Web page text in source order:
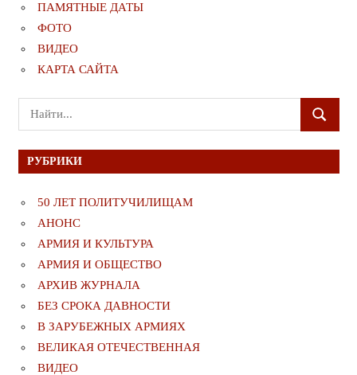
ПАМЯТНЫЕ ДАТЫ
ФОТО
ВИДЕО
КАРТА САЙТА
Поиск
для:
ПОИСК
РУБРИКИ
50 ЛЕТ ПОЛИТУЧИЛИЩАМ
АНОНС
АРМИЯ И КУЛЬТУРА
АРМИЯ И ОБЩЕСТВО
АРХИВ ЖУРНАЛА
БЕЗ СРОКА ДАВНОСТИ
В ЗАРУБЕЖНЫХ АРМИЯХ
ВЕЛИКАЯ ОТЕЧЕСТВЕННАЯ
ВИДЕО